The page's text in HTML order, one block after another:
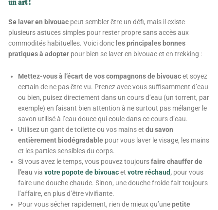
un art !
Se laver en bivouac peut sembler être un défi, mais il existe
plusieurs astuces simples pour rester propre sans accès aux
commodités habituelles. Voici donc les principales bonnes
pratiques à adopter pour bien se laver en bivouac et en trekking :
Mettez-vous à l’écart de vos compagnons de bivouacet soyez
certain de ne pas être vu. Prenez avec vous suffisamment d’eau
ou bien, puisez directement dans un cours d’eau (un torrent, par
exemple) en faisant bien attention à ne surtout pas mélanger le
savon utilisé à l’eau douce qui coule dans ce cours d’eau.
Utilisez un gant de toilette ou vos mains etdu savon
entièrement biodégradable pour vous laver le visage, les mains
et les parties sensibles du corps.
Si vous avez le temps, vous pouvez toujoursfaire chauffer de
l’eauviavotre popote de bivouacetvotre réchaud, pour vous
faire une douche chaude. Sinon, une douche froide fait toujours
l’affaire, en plus d’être vivifiante.
Pour vous sécher rapidement, rien de mieux qu’unepetite